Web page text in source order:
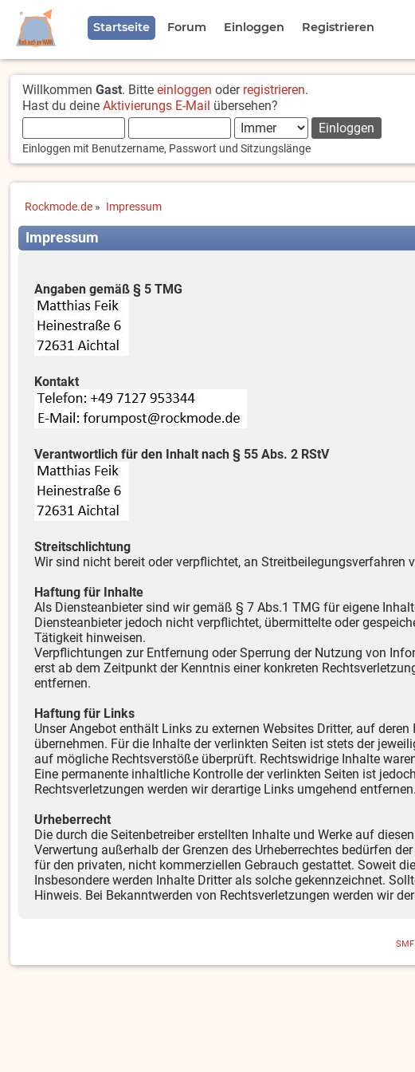
Startseite Forum Einloggen Registrieren
WillkommenGast. Bitteeinloggen oder registrieren.
Hast du deineAktivierungs E-Mail übersehen?
Einloggen mit Benutzername, Passwort und Sitzungslänge
Rockmode.de » Impressum
Impressum
Angaben gemäß § 5 TMG
Kontakt
Verantwortlich für den Inhalt nach § 55 Abs. 2 RStV
Streitschlichtung
Wir sind nicht bereit oder verpflichtet, an Streitbeilegungsverfahren
Haftung für Inhalte
Als Diensteanbieter sind wir gemäß § 7 Abs.1 TMG für eigene
Diensteanbieter jedoch nicht verpflichtet, übermittelte oder
Tätigkeit hinweisen.
Verpflichtungen zur Entfernung oder Sperrung der Nutzung von
erst ab dem Zeitpunkt der Kenntnis einer konkreten
entfernen.
Haftung für Links
Unser Angebot enthält Links zu externen Websites Dritter, auf
übernehmen. Für die Inhalte der verlinkten Seiten ist stets der
auf mögliche Rechtsverstöße überprüft. Rechtswidrige Inhalte
Eine permanente inhaltliche Kontrolle der verlinkten Seiten ist
Rechtsverletzungen werden wir derartige Links umgehend entfernen.
Urheberrecht
Die durch die Seitenbetreiber erstellten Inhalte und Werke auf
Verwertung außerhalb der Grenzen des Urheberrechtes bedürfen
für den privaten, nicht kommerziellen Gebrauch gestattet. Soweit
Insbesondere werden Inhalte Dritter als solche gekennzeichnet.
Hinweis. Bei Bekanntwerden von Rechtsverletzungen werden wir